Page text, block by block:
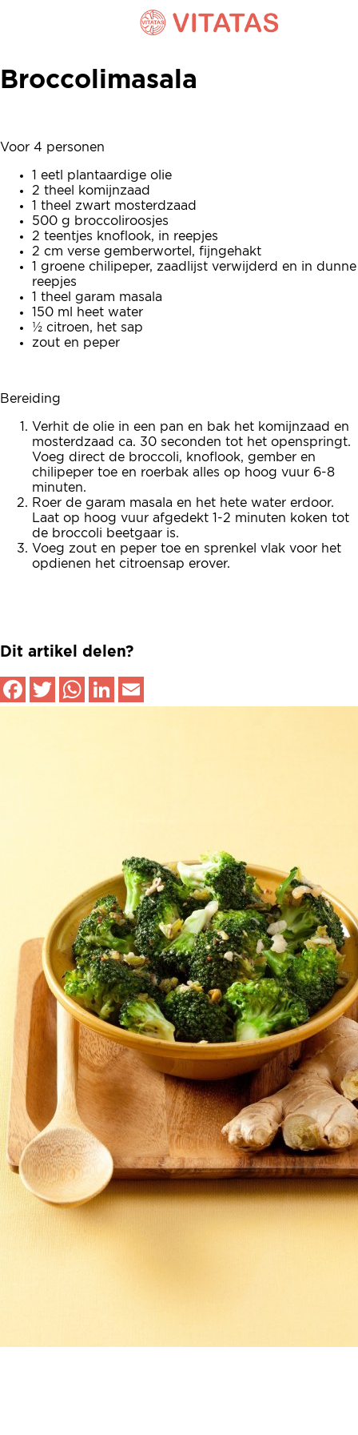
Broccolimasala
Broccolimasala
Voor 4 personen
1 eetl plantaardige olie
2 theel komijnzaad
1 theel zwart mosterdzaad
500 g broccoliroosjes
2 teentjes knoflook, in reepjes
2 cm verse gemberwortel, fijngehakt
1 groene chilipeper, zaadlijst verwijderd en in dunne
reepjes
1 theel garam masala
150 ml heet water
½ citroen, het sap
zout en peper
Bereiding
Verhit de olie in een pan en bak het komijnzaad en
mosterdzaad ca. 30 seconden tot het openspringt.
Voeg direct de broccoli, knoflook, gember en
chilipeper toe en roerbak alles op hoog vuur 6-8
minuten.
Roer de garam masala en het hete water erdoor.
Laat op hoog vuur afgedekt 1-2 minuten koken tot
de broccoli beetgaar is.
Voeg zout en peper toe en sprenkel vlak voor het
opdienen het citroensap erover.
Dit artikel delen?